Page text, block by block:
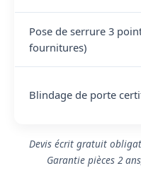
Pose de serrure 3
fournitures)
Blindage de porte
Devis écrit gratuit
Garantie pièces 2